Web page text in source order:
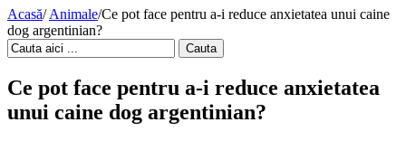
Acasă/ Animale/Ce pot face pentru a-i reduce anxietatea unui caine
dog argentinian?
Cauta
Ce pot face pentru a-i reduce anxietatea
unui caine dog argentinian?